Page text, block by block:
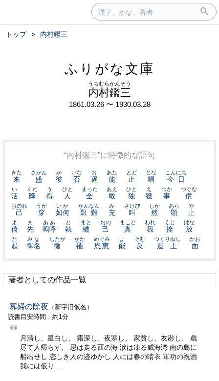
トップ > 内村鑑三
ふりがな文庫
内村鑑三
うちむらかんぞう
1861.03.26 〜 1930.03.28
“内村鑑三”に特徴的な語句
来
きた
盛
さかん
彼
か
否
いな
逐
お
能
あた
止
とど
唱
とな
今日
こんにち
活
い
降
くだ
得
う
人
ひと
全
まった
敢
あえ
独
ひと
獲
え
事
つか
償
つぐな
己
おのれ
穿
うが
如何
いか
艱難
かんなん
充
み
叫
さけび
然
しか
顕
あら
止
や
倚
よ
先
ま
嗚呼
ああ
執
と
纏
まと
己
おの
真
まこと
我
われ
挫
くじ
放
はな
起
た
御名
みな
循
したが
罹
かか
恩恵
めぐみ
能
よ
反
そむ
造主
つくりぬし
面
かお
著者としての作品一覧
寡婦の除夜 （新字旧仮名）
読書目安時間：約1分
月清し、星白し、 霜深し、夜寒し、 家貧し、友尠し、 歳
尽て人帰らず、 思は走る西の海 涙は凍る威海湾 南の島に
船出せし 恋しき人の迹ゆかし 人には春の晴衣 軍功の祝酒
我には仮り …